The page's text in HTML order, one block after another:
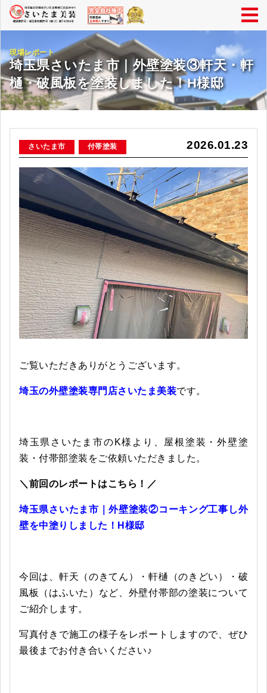
現場レポート
埼玉県さいたま市｜外壁塗装③軒天・軒
樋・破風板を塗装しました！H様邸
2026.01.23
さいたま市 付帯塗装
ご覧いただきありがとうございます。
埼玉の外壁塗装専門店さいたま美装です。
埼玉県さいたま市のK様より、屋根塗装・外壁塗
装・付帯部塗装をご依頼いただきました。
＼前回のレポートはこちら！／
埼玉県さいたま市｜外壁塗装②コーキング工事し外
壁を中塗りしました！H様邸
今回は、軒天（のきてん）・軒樋（のきどい）・破
風板（はふいた）など、外壁付帯部の塗装について
ご紹介します。
写真付きで施工の様子をレポートしますので、ぜひ
最後までお付き合いください♪